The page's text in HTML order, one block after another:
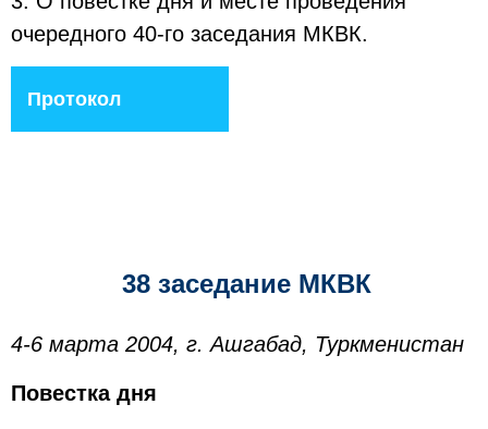
очередного 40-го заседания МКВК.
Протокол
38 заседание МКВК
4-6 марта 2004, г. Ашгабад, Туркменистан
Повестка дня